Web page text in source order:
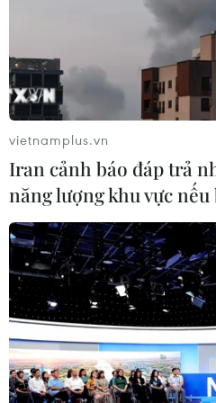
tính còn hiệu lực…./.
#Tổng cục Đường bộ Việt Nam
vietnamplus.vn
Iran cảnh báo đáp trả
năng lượng khu vực